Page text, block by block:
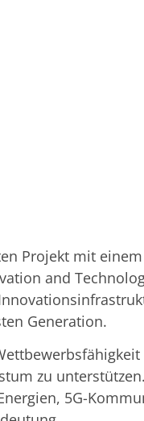
Projekt mit
and
Generation.
zu
5G-